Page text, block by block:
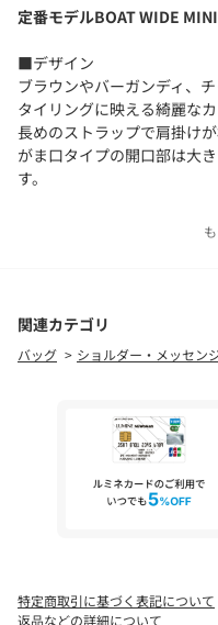
定番モデルBOAT WIDE
■デザイン
ブラウンやバーガンディ、
タイリングに映える綺麗な
長めのストラップで肩掛けが
がま口タイプの開口部は大
す。
間口を開閉する際に、持ち
ます。
■メーカー品番
＜OSOI（オソイ）＞
2016年にオーナー兼デザイ
ン）氏によって設立された
ブランド名の＜OSOI＞は日
上質感とエッジの利いたモ
ォルム、適度な遊び心があ
関連カテゴリ
バッグ ショルダー・メッセン
特定商取引に基づく表記について
返品などの詳細について